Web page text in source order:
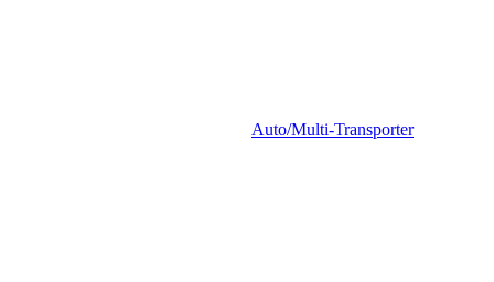
Auto/Multi-Transporter